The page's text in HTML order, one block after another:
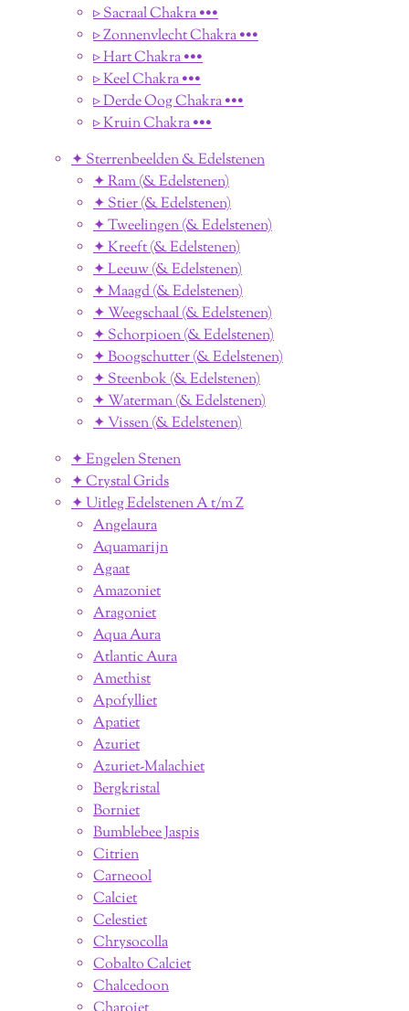
▹ Sacraal Chakra •••
▹ Zonnenvlecht Chakra •••
▹ Hart Chakra •••
▹ Keel Chakra •••
▹ Derde Oog Chakra •••
▹ Kruin Chakra •••
✦ Sterrenbeelden & Edelstenen
✦ Ram (& Edelstenen)
✦ Stier (& Edelstenen)
✦ Tweelingen (& Edelstenen)
✦ Kreeft (& Edelstenen)
✦ Leeuw (& Edelstenen)
✦ Maagd (& Edelstenen)
✦ Weegschaal (& Edelstenen)
✦ Schorpioen (& Edelstenen)
✦ Boogschutter (& Edelstenen)
✦ Steenbok (& Edelstenen)
✦ Waterman (& Edelstenen)
✦ Vissen (& Edelstenen)
✦ Engelen Stenen
✦ Crystal Grids
✦ Uitleg Edelstenen A t/m Z
Angelaura
Aquamarijn
Agaat
Amazoniet
Aragoniet
Aqua Aura
Atlantic Aura
Amethist
Apofylliet
Apatiet
Azuriet
Azuriet-Malachiet
Bergkristal
Borniet
Bumblebee Jaspis
Citrien
Carneool
Calciet
Celestiet
Chrysocolla
Cobalto Calciet
Chalcedoon